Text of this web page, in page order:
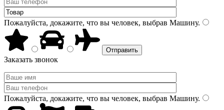
Пожалуйста, докажите, что вы человек, выбрав Машину.
Заказать звонок
Пожалуйста, докажите, что вы человек, выбрав Машину.